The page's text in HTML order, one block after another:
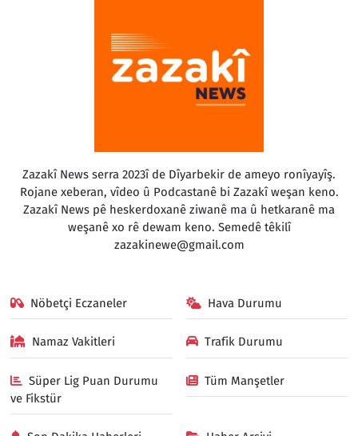
Zazakî News serra 2023î de Dîyarbekir de ameyo ronîyayîş.
Rojane xeberan, vîdeo û Podcastanê bi Zazakî weşan keno.
Zazakî News pê heskerdoxanê ziwanê ma û hetkaranê ma
weşanê xo rê dewam keno. Semedê têkilî
zazakinewe@gmail.com
Nöbetçi Eczaneler Hava Durumu
Namaz Vakitleri Trafik Durumu
Süper Lig Puan Durumu
ve Fikstür
Tüm Manşetler